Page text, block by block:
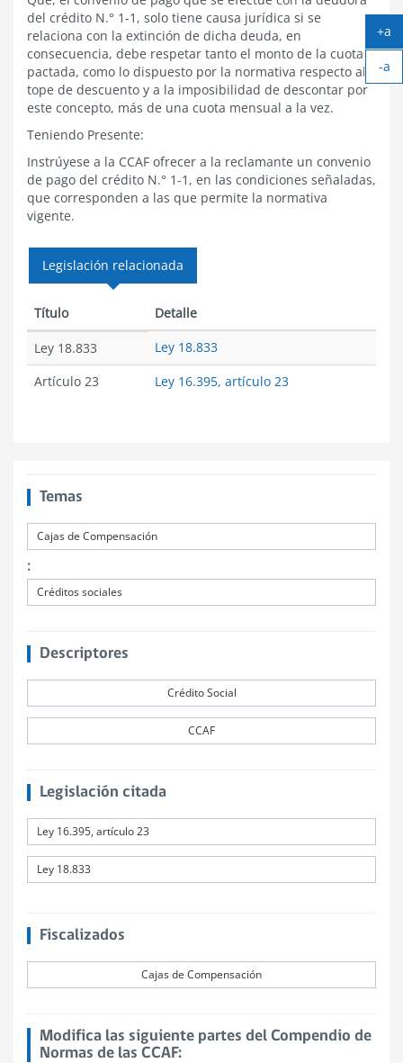
del crédito N.° 1-1, solo tiene causa jurídica si se
relaciona con la extinción de dicha deuda, en
consecuencia, debe respetar tanto el monto de la cuota
pactada, como lo dispuesto por la normativa respecto al
tope de descuento y a la imposibilidad de descontar por
este concepto, más de una cuota mensual a la vez.
Teniendo Presente:
Instrúyese a la CCAF ofrecer a la reclamante un convenio
de pago del crédito N.° 1-1, en las condiciones señaladas,
que corresponden a las que permite la normativa
vigente.
Legislación relacionada
Título Detalle
Ley 18.833
Ley 18.833
Artículo 23
Ley 16.395, artículo 23
Temas
Cajas de Compensación
:
Créditos sociales
Descriptores
Crédito Social
CCAF
Legislación citada
Ley 16.395, artículo 23
Ley 18.833
Fiscalizados
Cajas de Compensación
Modifica las siguiente partes del Compendio de
Normas de las CCAF:
+a
-a